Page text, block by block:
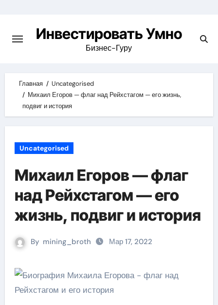
content
Инвестировать Умно
Бизнес-Гуру
Главная
Uncategorised
Михаил Егоров — флаг над Рейхстагом — его жизнь,
подвиг и история
Uncategorised
Михаил Егоров — флаг
над Рейхстагом — его
жизнь, подвиг и история
By mining_broth Мар 17, 2022